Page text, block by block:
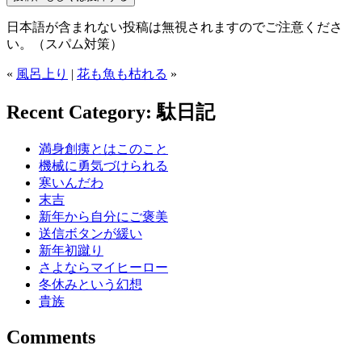
日本語が含まれない投稿は無視されますのでご注意くださ
い。（スパム対策）
« 風呂上り | 花も魚も枯れる »
Recent Category: 駄日記
満身創痍とはこのこと
機械に勇気づけられる
寒いんだわ
末吉
新年から自分にご褒美
送信ボタンが緩い
新年初蹴り
さよならマイヒーロー
冬休みという幻想
貴族
Comments